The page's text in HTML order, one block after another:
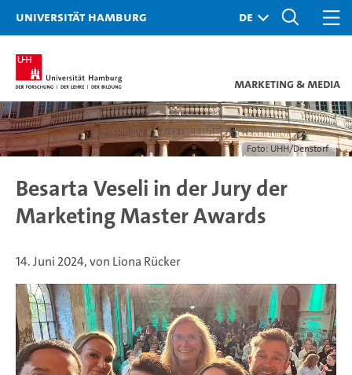
Universität Hamburg
Marketing & Media
Foto: UHH/Denstorf
Besarta Veseli in der Jury der
Marketing Master Awards
14. Juni 2024, von Liona Rücker